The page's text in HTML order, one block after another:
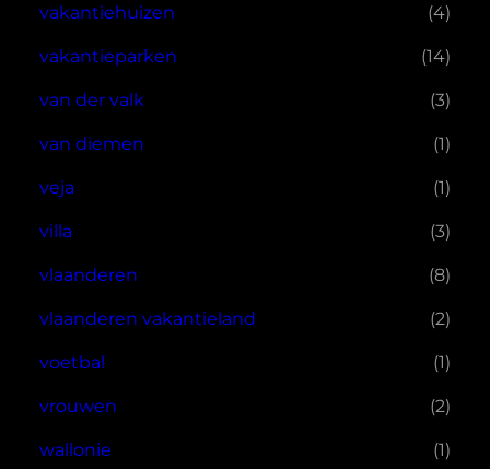
vakantiehuizen (4)
vakantieparken (14)
van der valk (3)
van diemen (1)
veja (1)
villa (3)
vlaanderen (8)
vlaanderen vakantieland (2)
voetbal (1)
vrouwen (2)
wallonie (1)